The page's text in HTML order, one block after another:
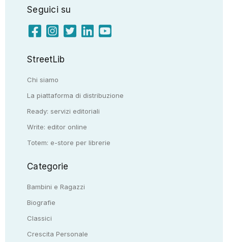
Seguici su
StreetLib
Chi siamo
La piattaforma di distribuzione
Ready: servizi editoriali
Write: editor online
Totem: e-store per librerie
Categorie
Bambini e Ragazzi
Biografie
Classici
Crescita Personale